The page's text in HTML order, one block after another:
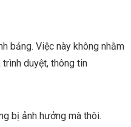
bảng. Việc này không nhằm
duyệt, thông tin
bị ảnh hưởng mà thôi.